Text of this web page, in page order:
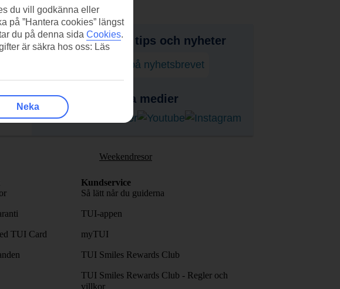
Få erbjudanden, tips och nyheter
Prenumerera på nyhetsbrevet
Följ oss i sociala medier
Weekendresor
TUI Card
Kundservice
Så lätt når du guiderna
TUI-appen
myTUI
TUI Smiles Rewards Club
TUI Smiles Rewards Club - Regler och
villkor
du vill godkänna eller
på ”Hantera cookies” längst
du på denna sida Cookies.
är säkra hos oss: Läs
Neka